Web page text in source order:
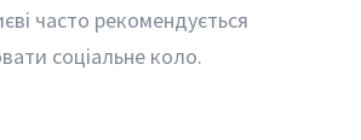
часто рекомендується
соціальне коло.